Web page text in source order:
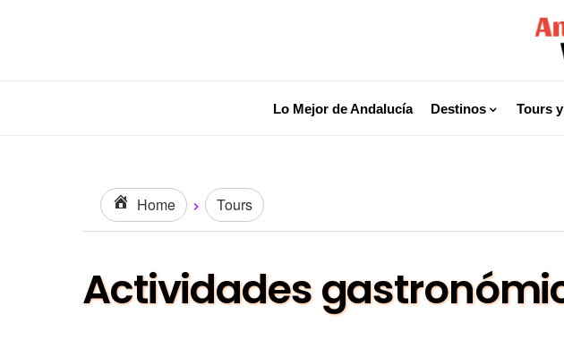
Lo Mejor de Andalucía Destinos Tours
Home Tours
Actividades